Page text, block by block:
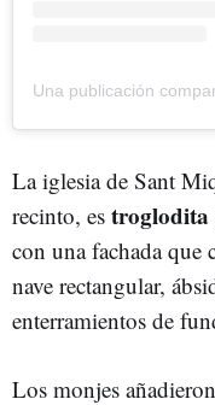
La iglesia de Sant
recinto, es troglodita
con una fachada que
nave rectangular,
enterramientos de
Los monjes